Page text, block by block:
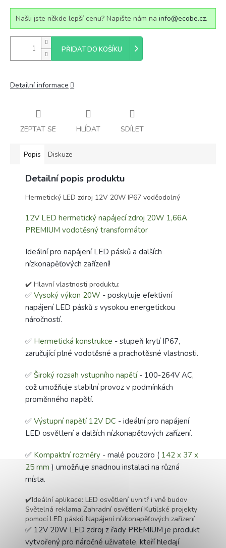
Našli jste někde lepší cenu? Napište nám na info@ecobe.cz.
PŘIDAT DO KOŠÍKU
Detailní informace
ZEPTAT SE HLÍDAT SDÍLET
Popis Diskuze
Detailní popis produktu
Hermetický LED zdroj 12V 20W IP67 voděodolný
12V LED hermetický napájecí zdroj 20W 1,66A
PREMIUM vodotěsný transformátor
Ideální pro napájení LED pásků a dalších
nízkonapěťových zařízení!
✔️ Hlavní vlastnosti produktu:
✅ Vysoký výkon 20W - poskytuje efektivní
napájení LED pásků s vysokou energetickou
náročností.
✅ Hermetická konstrukce - stupeň krytí IP67,
zaručující plné vodotěsné a prachotěsné vlastnosti.
✅ Široký rozsah vstupního napětí- 100-264V AC,
což umožňuje stabilní provoz v podmínkách
proměnného napětí.
✅ Výstupní napětí 12V DC - ideální pro napájení
LED osvětlení a dalších nízkonapěťových zařízení.
✅ Kompaktní rozměry - malé pouzdro ( 142 x 37 x
25 mm ) umožňuje snadnou instalaci na různá
místa.
✔️Ideální aplikace: LED osvětlení uvnitř i vně budov
Světelná reklama Zahradní osvětlení Kutilské projekty
pomocí LED pásků Napájení nízkonapěťových zařízení
✅ 12V 20W LED zdroj z řady PREMIUM je produkt
vytvořený pro náročné uživatele, kteří hledají